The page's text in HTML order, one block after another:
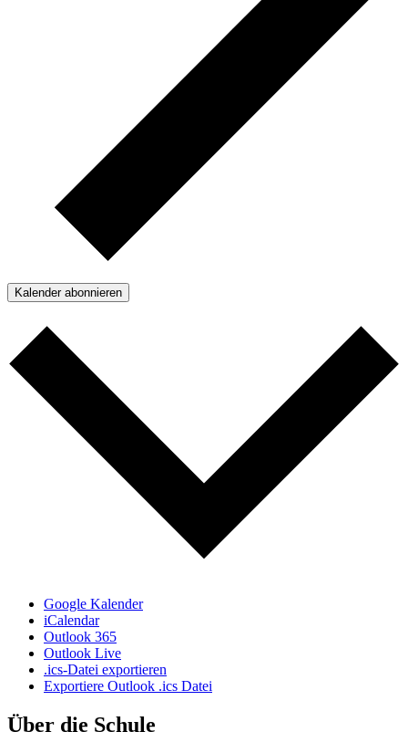
Kalender abonnieren
Google Kalender
iCalendar
Outlook 365
Outlook Live
.ics-Datei exportieren
Exportiere Outlook .ics Datei
Über die Schule